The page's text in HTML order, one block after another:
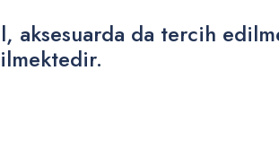
aksesuarda da tercih